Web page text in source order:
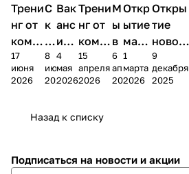
Трени
нг от
комп
ании
Мело
17
июня
2026
С
к
и
д
к
2
8
июня
2026
Вак
анс
ия в
Чеб
окс
4
мая
2026
Трени
нг от
комп
ании
Мело
15
апреля
2026
М
ы
в
М
А
6
апреля
2026
Откр
ытие
мага
зина
в
1
марта
2026
Откры
тие
новог
о
магаз
9
декабря
2025
Назад к списку
Подписаться на новости и акции